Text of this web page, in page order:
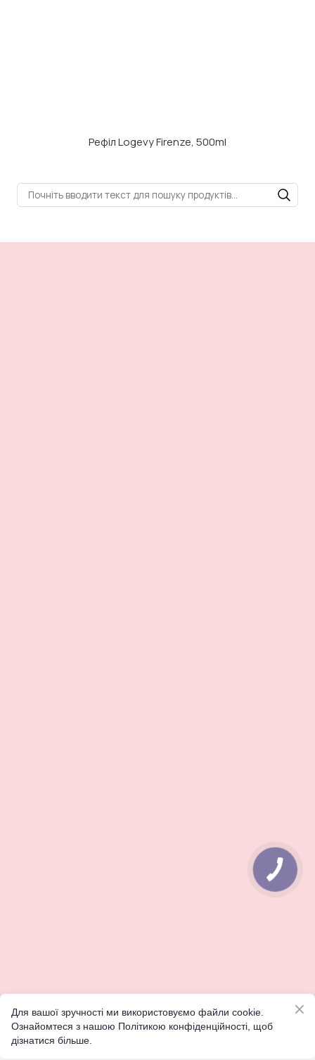
Рефіл Logevy Firenze, 500ml
Для вашої зручності ми використовуємо файли cookie.
Ознайомтеся з нашою Політикою конфіденційності, щоб
дізнатися більше.
КНОПКА
ЗВ'ЯЗКУ